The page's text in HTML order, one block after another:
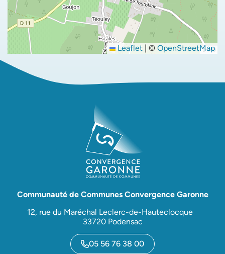
Leaflet © OpenStreetMap
Communauté de Communes Convergence Garonne
12, rue du Maréchal Leclerc-de-Hauteclocque
33720 Podensac
05 56 76 38 00